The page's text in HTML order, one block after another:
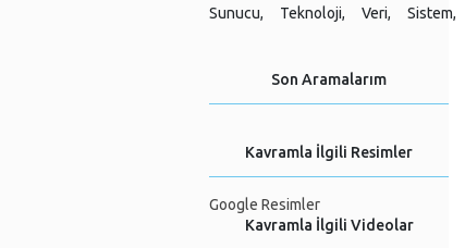
Sunucu,
Teknoloji, Veri, Sistem,
Son Aramalarım
Kavramla İlgili Resimler
Google Resimler
Kavramla İlgili Videolar